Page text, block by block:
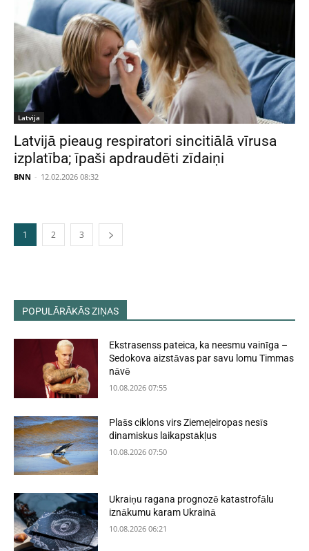
Latvija
Latvijā pieaug respiratori sincitiālā vīrusa
izplatība; īpaši apdraudēti zīdaiņi
BNN - 12.02.2026 08:32
1 2 3
POPULĀRĀKĀS ZIŅAS
Ekstrasenss pateica, ka neesmu vainīga –
Sedokova aizstāvas par savu lomu Timmas
nāvē
10.08.2026 07:55
Plašs ciklons virs Ziemeļeiropas nesīs
dinamiskus laikapstākļus
10.08.2026 07:50
Ukraiņu ragana prognozē katastrofālu
iznākumu karam Ukrainā
10.08.2026 06:21